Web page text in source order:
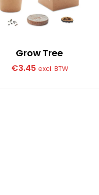
Grow Tree
€3.45 excl. BTW